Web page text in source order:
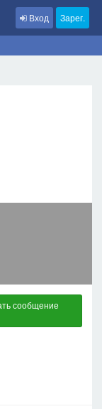
Вход Зарег.
сообщение